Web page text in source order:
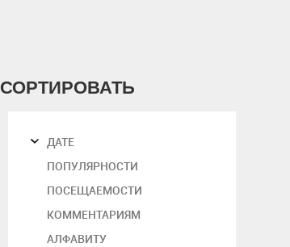
СОРТИРОВАТЬ
ДАТЕ
ПОПУЛЯРНОСТИ
ПОСЕЩАЕМОСТИ
КОММЕНТАРИЯМ
АЛФАВИТУ